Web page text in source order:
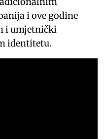
i ove godine
i umjetnički
identitetu.